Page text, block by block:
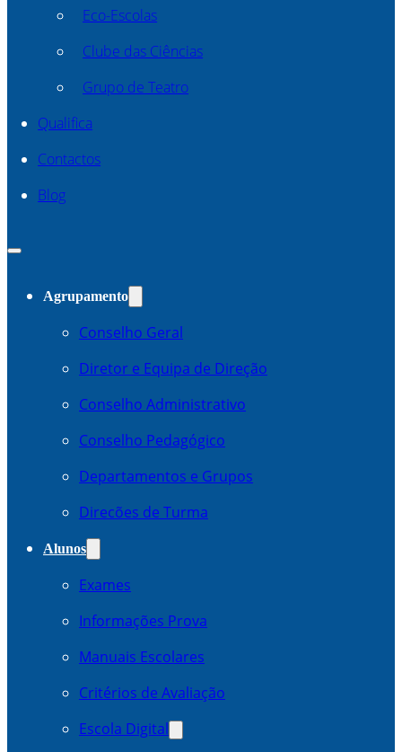
Eco-Escolas
Clube das Ciências
Grupo de Teatro
Qualifica
Contactos
Blog
Agrupamento
Conselho Geral
Diretor e Equipa de Direção
Conselho Administrativo
Conselho Pedagógico
Departamentos e Grupos
Direcões de Turma
Alunos
Exames
Informações Prova
Manuais Escolares
Critérios de Avaliação
Escola Digital